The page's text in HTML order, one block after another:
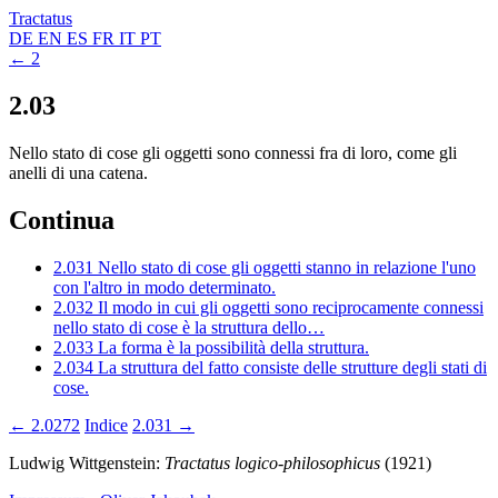
Tractatus
DE EN ES FR IT PT
← 2
2.03
Nello stato di cose gli oggetti sono connessi fra di loro, come gli
anelli di una catena.
Continua
2.031 Nello stato di cose gli oggetti stanno in relazione l'uno
con l'altro in modo determinato.
2.032 Il modo in cui gli oggetti sono reciprocamente connessi
nello stato di cose è la struttura dello…
2.033 La forma è la possibilità della struttura.
2.034 La struttura del fatto consiste delle strutture degli stati di
cose.
← 2.0272 Indice 2.031 →
Ludwig Wittgenstein: Tractatus logico-philosophicus (1921)